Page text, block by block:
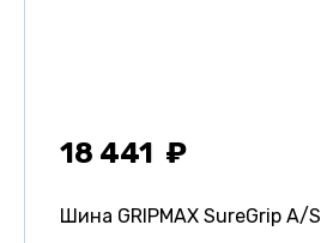
18 441
Шина GRIPMAX SureGrip A/S